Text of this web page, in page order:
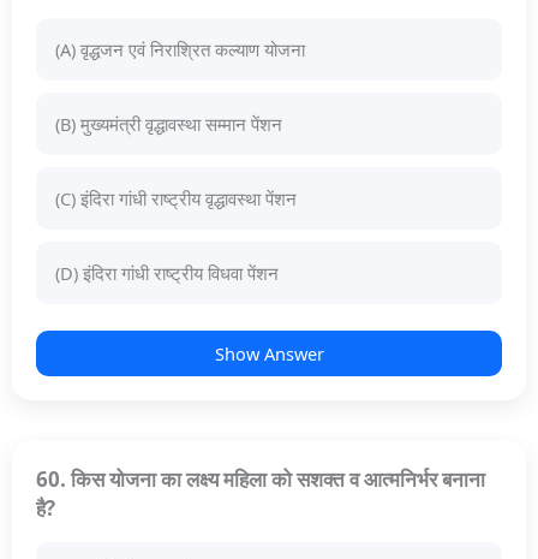
(A) वृद्धजन एवं निराश्रित कल्याण योजना
(B) मुख्यमंत्री वृद्धावस्था सम्मान पेंशन
(C) इंदिरा गांधी राष्ट्रीय वृद्धावस्था पेंशन
(D) इंदिरा गांधी राष्ट्रीय विधवा पेंशन
Show Answer
60. किस योजना का लक्ष्य महिला को सशक्त व आत्मनिर्भर बनाना
है?